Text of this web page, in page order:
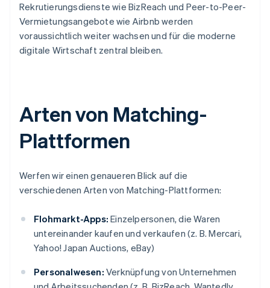
Rekrutierungsdienste wie BizReach und Peer-to-Peer-
Vermietungsangebote wie Airbnb werden
voraussichtlich weiter wachsen und für die moderne
digitale Wirtschaft zentral bleiben.
Arten von Matching-
Plattformen
Werfen wir einen genaueren Blick auf die
verschiedenen Arten von Matching-Plattformen:
Flohmarkt-Apps: Einzelpersonen, die Waren
untereinander kaufen und verkaufen (z. B. Mercari,
Yahoo! Japan Auctions, eBay)
Personalwesen: Verknüpfung von Unternehmen